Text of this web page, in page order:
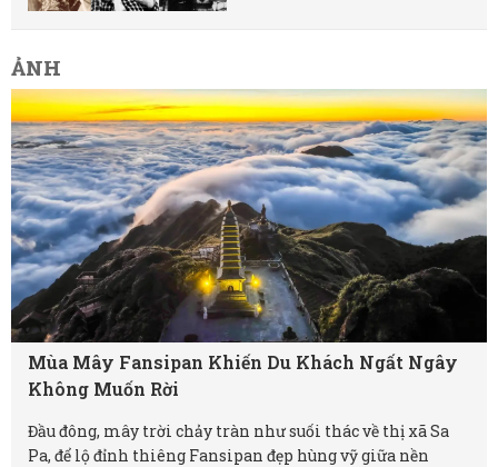
ẢNH
Mùa Mây Fansipan Khiến Du Khách Ngất Ngây
Không Muốn Rời
Đầu đông, mây trời chảy tràn như suối thác về thị xã Sa
Pa, để lộ đỉnh thiêng Fansipan đẹp hùng vỹ giữa nền